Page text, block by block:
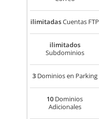
ilimitadasCuentas FTP
ilimitados
Subdominios
3Dominios en Parking
10 Dominios
Adicionales